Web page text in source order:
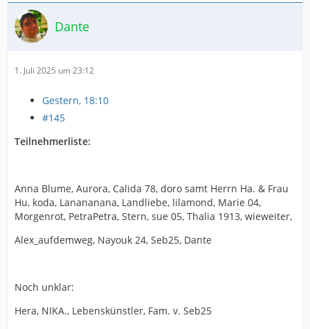
Dante
1. Juli 2025 um 23:12
Gestern, 18:10
#145
Teilnehmerliste:
Anna Blume, Aurora, Calida 78, doro samt Herrn Ha. & Frau
Hu, koda, Lanananana, Landliebe, lilamond, Marie 04,
Morgenrot, PetraPetra, Stern, sue 05, Thalia 1913, wieweiter,
Alex_aufdemweg, Nayouk 24, Seb25, Dante
Noch unklar:
Hera, NIKA., Lebenskünstler, Fam. v. Seb25